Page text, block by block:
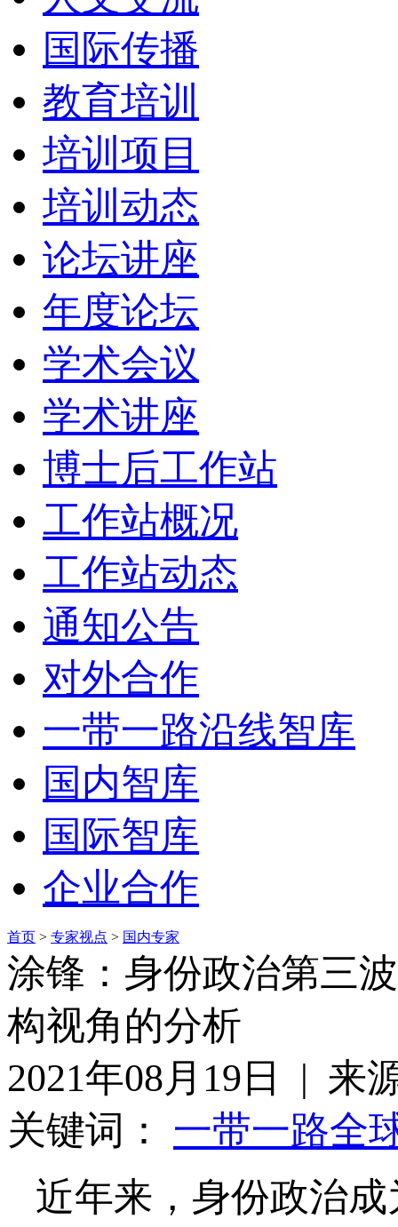
国际传播
教育培训
培训项目
培训动态
论坛讲座
年度论坛
学术会议
学术讲座
博士后工作站
工作站概况
工作站动态
通知公告
对外合作
一带一路沿线智库
国内智库
国际智库
企业合作
首页 > 专家视点 > 国内专家
涂锋：身份政治第三
构视角的分析
2021年08月19日 | 来
关键词： 一带一路全
近年来，身份政治